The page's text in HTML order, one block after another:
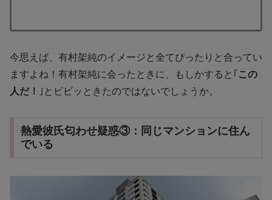
今思えば、有村架純のイメージと全てぴったりと合ってい
ますよね！有村架純に会ったときに、もしかすると｢ この
人だ！ ｣とビビッときたのではないでしょうか。
熱愛彼氏匂わせ疑惑③：同じマンションに住ん
でいる